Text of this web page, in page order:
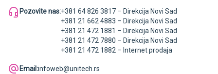
Pozovite nas:+381 64 826 3817 – Direkcija Novi Sad
+381 21 662 4883 – Direkcija Novi Sad
+381 21 472 1881 – Direkcija Novi Sad
+381 21 472 7880 – Direkcija Novi Sad
+381 21 472 1882 – Internet prodaja
Email:infoweb@unitech.rs